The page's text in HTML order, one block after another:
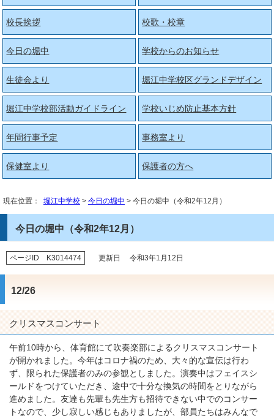
校長挨拶 校歌・校章
今日の堀中 学校からのお知らせ
生徒会より 堀江中学校区グランドデザイン
堀江中学校部活動ガイドライン 学校いじめ防止基本方針
年間行事予定 事務室より
保健室より 保護者の方へ
現在位置： 堀江中学校 > 今日の堀中 > 今日の堀中（令和2年12月）
今日の堀中（令和2年12月）
ページID K3014474 更新日 令和3年1月12日
12/26
クリスマスコンサート
午前10時から、体育館にて吹奏楽部によるクリスマスコンサート
が開かれました。今年はコロナ禍のため、大々的な宣伝は行わ
ず、限られた保護者のみの参観としました。演奏中はフェイスシ
ールドをつけていただき、途中で十分な換気の時間をとりながら
進めました。友達も先輩も先生方も招待できない中でのコンサー
トなので、少し寂しい感じもありましたが、部員たちはみんなで